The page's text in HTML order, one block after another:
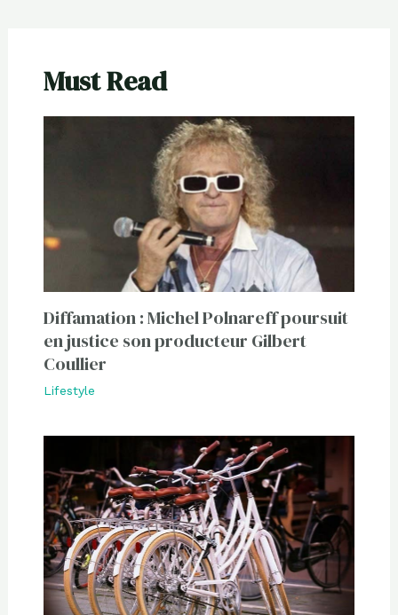
Must Read
Diffamation : Michel Polnareff poursuit
en justice son producteur Gilbert
Coullier
Lifestyle